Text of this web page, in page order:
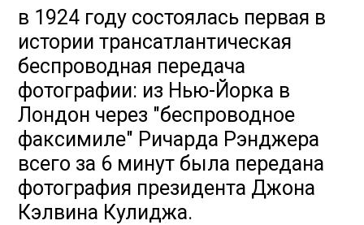
в 1924 году состоялась первая в
истории трансатлантическая
беспроводная передача
фотографии: из Нью-Йорка в
Лондон через "беспроводное
факсимиле" Ричарда Рэнджера
всего за 6 минут была передана
фотография президента Джона
Кэлвина Кулиджа.